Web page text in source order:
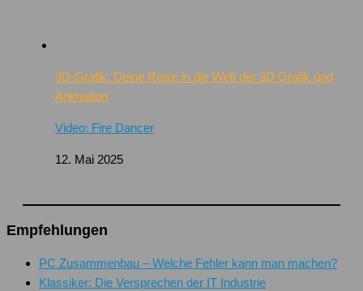
3D-Grafik: Deine Reise in die Welt der 3D Grafik und
Animation
Video: Fire Dancer
12. Mai 2025
Empfehlungen
PC Zusammenbau – Welche Fehler kann man machen?
Klassiker: Die Versprechen der IT Industrie